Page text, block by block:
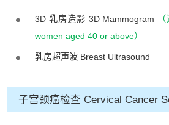
3D 乳房造影 3D Mammogram
women aged 40 or above）
乳房超声波 Breast Ultrasound
子宫颈癌检查 Cervical Cancer